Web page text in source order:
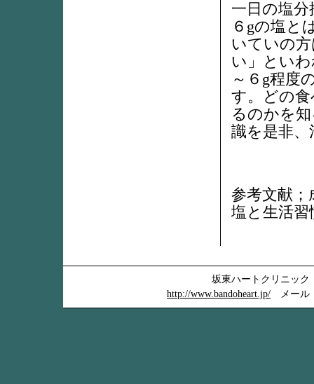
一日の塩
６gの塩と
いていの
い」とい
～６g程度
す。どの
るのかを
識を是非
参考文献
塩と生活
坂東ハートクリニッ
http://www.bandoheart.jp/ メール